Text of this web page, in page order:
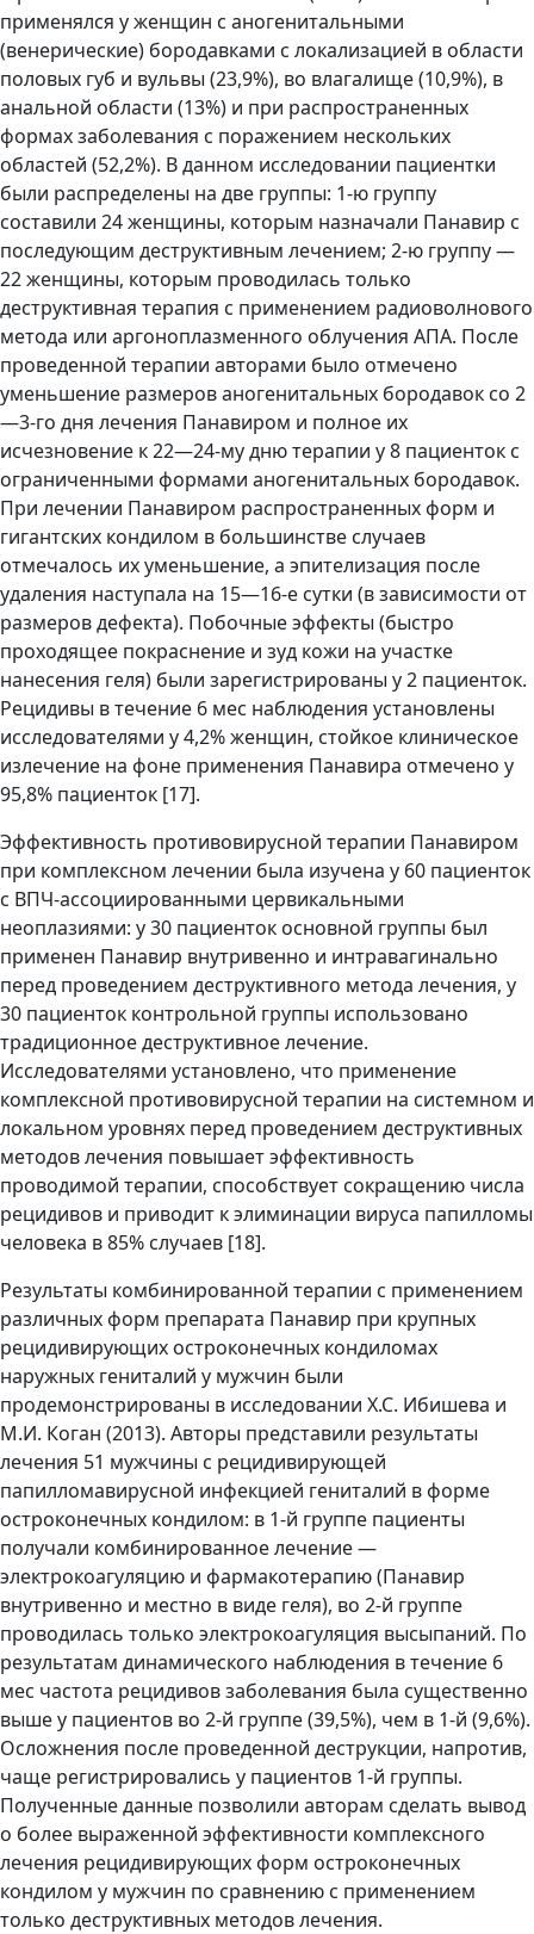
применялся у женщин c аногенитальными
(венерические) бородавками с локализацией в области
половых губ и вульвы (23,9%), во влагалище (10,9%), в
анальной области (13%) и при распространенных
формах заболевания с поражением нескольких
областей (52,2%). В данном исследовании пациентки
были распределены на две группы: 1-ю группу
составили 24 женщины, которым назначали Панавир с
последующим деструктивным лечением; 2-ю группу —
22 женщины, которым проводилась только
деструктивная терапия с применением радиоволнового
метода или аргоноплазменного облучения АПА. После
проведенной терапии авторами было отмечено
уменьшение размеров аногенитальных бородавок со 2
—3-го дня лечения Панавиром и полное их
исчезновение к 22—24-му дню терапии у 8 пациенток с
ограниченными формами аногенитальных бородавок.
При лечении Панавиром распространенных форм и
гигантских кондилом в большинстве случаев
отмечалось их уменьшение, а эпителизация после
удаления наступала на 15—16-е сутки (в зависимости от
размеров дефекта). Побочные эффекты (быстро
проходящее покраснение и зуд кожи на участке
нанесения геля) были зарегистрированы у 2 пациенток.
Рецидивы в течение 6 мес наблюдения установлены
исследователями у 4,2% женщин, стойкое клиническое
излечение на фоне применения Панавира отмечено у
95,8% пациенток [17].
Эффективность противовирусной терапии Панавиром
при комплексном лечении была изучена у 60 пациенток
с ВПЧ-ассоциированными цервикальными
неоплазиями: у 30 пациенток основной группы был
применен Панавир внутривенно и интравагинально
перед проведением деструктивного метода лечения, у
30 пациенток контрольной группы использовано
традиционное деструктивное лечение.
Исследователями установлено, что применение
комплексной противовирусной терапии на системном и
локальном уровнях перед проведением деструктивных
методов лечения повышает эффективность
проводимой терапии, способствует сокращению числа
рецидивов и приводит к элиминации вируса папилломы
человека в 85% случаев [18].
Результаты комбинированной терапии с применением
различных форм препарата Панавир при крупных
рецидивирующих остроконечных кондиломах
наружных гениталий у мужчин были
продемонстрированы в исследовании Х.С. Ибишева и
М.И. Коган (2013). Авторы представили результаты
лечения 51 мужчины с рецидивирующей
папилломавирусной инфекцией гениталий в форме
остроконечных кондилом: в 1-й группе пациенты
получали комбинированное лечение —
электрокоагуляцию и фармакотерапию (Панавир
внутривенно и местно в виде геля), во 2-й группе
проводилась только электрокоагуляция высыпаний. По
результатам динамического наблюдения в течение 6
мес частота рецидивов заболевания была существенно
выше у пациентов во 2-й группе (39,5%), чем в 1-й (9,6%).
Осложнения после проведенной деструкции, напротив,
чаще регистрировались у пациентов 1-й группы.
Полученные данные позволили авторам сделать вывод
о более выраженной эффективности комплексного
лечения рецидивирующих форм остроконечных
кондилом у мужчин по сравнению с применением
только деструктивных методов лечения.